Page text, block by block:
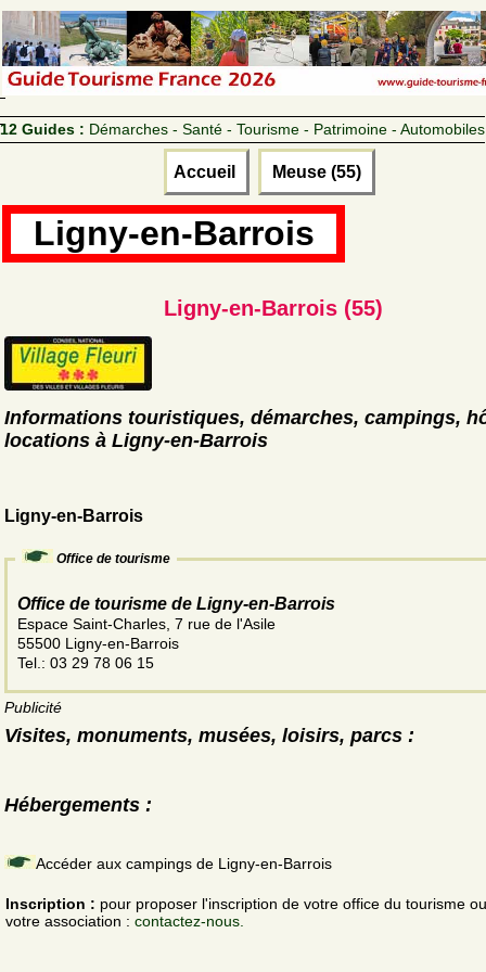
12 Guides : Démarches - Santé - Tourisme - Patrimoine - Automobiles
Accueil Meuse (55)
Ligny-en-Barrois
Ligny-en-Barrois (55)
Informations touristiques, démarches, campings,
locations à Ligny-en-Barrois
Ligny-en-Barrois
Office de tourisme
Office de tourisme de Ligny-en-Barrois
Espace Saint-Charles, 7 rue de l'Asile
55500 Ligny-en-Barrois
Tel.: 03 29 78 06 15
Publicité
Visites, monuments, musées, loisirs, parcs :
Hébergements :
Accéder aux campings de Ligny-en-Barrois
Inscription : pour proposer l'inscription de votre office du tourisme
votre association : contactez-nous.